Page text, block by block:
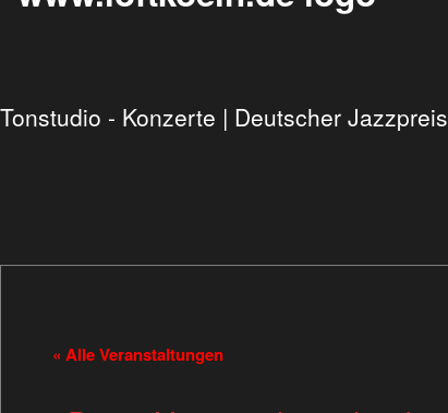
Tonstudio - Konzerte | Deutscher
« Alle Veranstaltungen